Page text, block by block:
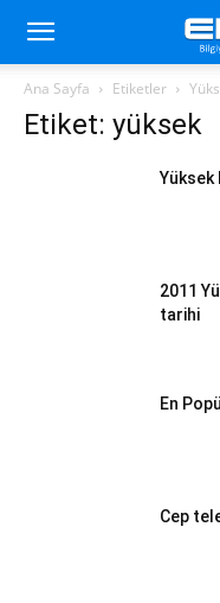
Ana Sayfa Etiketler
Etiket: yüksek
Yüksek
2011
tarihi
En
Cep